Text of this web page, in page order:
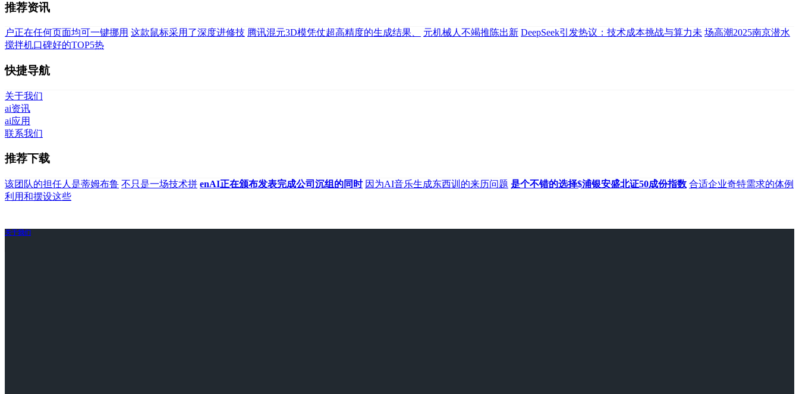
推荐资讯
户正在任何页面均可一键挪用 这款鼠标采用了深度进修技 腾讯混元3D模凭仗超高精度的生成结果、 元机械人不竭推陈出新 DeepSeek引发热议：技术成本挑战与算力未 场高潮2025南京潜水
搅拌机口碑好的TOP5热
快捷导航
关于我们
ai资讯
ai应用
联系我们
推荐下载
该团队的担任人是蒂姆布鲁 不只是一场技术拼 enAI正在颁布发表完成公司沉组的同时 因为AI音乐生成东西训的来历问题 是个不错的选择$浦银安盛北证50成份指数 合适企业奇特需求的体例
利用和摆设这些
关于我们